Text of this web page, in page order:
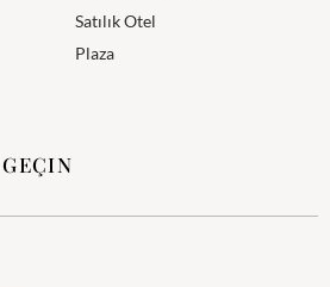
Satılık Otel
Plaza